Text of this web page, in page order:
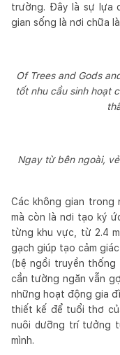
trường. Đây là sự lựa
gian sống là nơi chữa
Of Trees and Gods
tốt nhu cầu sinh hoạt
Ngay từ bên ngoài,
Các không gian trong
mà còn là nơi tạo ký
từng khu vực, từ 2.4
gạch giúp tạo cảm giác
(bệ ngồi truyền thống
cần tường ngăn vẫn
những hoạt động gia
thiết kế để tuổi thơ
nuôi dưỡng trí tưởng
mình.